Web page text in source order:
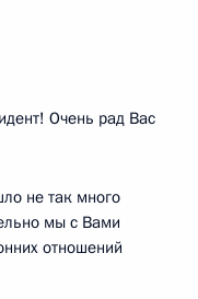
Очень рад Вас
не так много
мы с Вами
отношений